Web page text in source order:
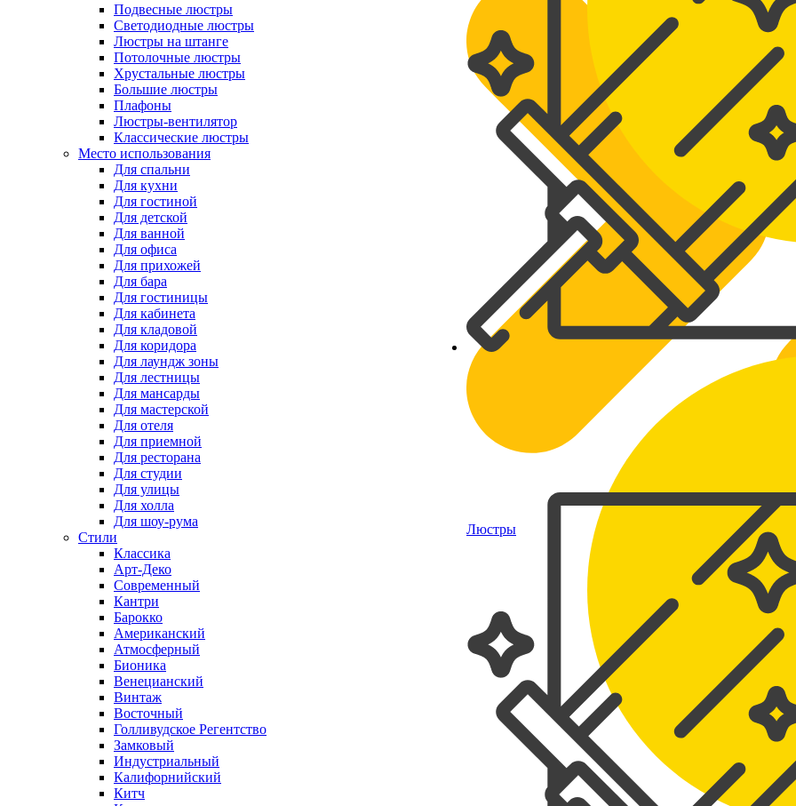
Люстры
Подвесные люстры
Светодиодные люстры
Люстры на штанге
Потолочные люстры
Хрустальные люстры
Большие люстры
Плафоны
Люстры-вентилятор
Классические люстры
Место использования
Для спальни
Для кухни
Для гостиной
Для детской
Для ванной
Для офиса
Для прихожей
Для бара
Для гостиницы
Для кабинета
Для кладовой
Для коридора
Для лаундж зоны
Для лестницы
Для мансарды
Для мастерской
Для отеля
Для приемной
Для ресторана
Для студии
Для улицы
Для холла
Для шоу-рума
Стили
Классика
Арт-Деко
Современный
Кантри
Барокко
Американский
Атмосферный
Бионика
Венецианский
Винтаж
Восточный
Голливудское Регентство
Замковый
Индустриальный
Калифорнийский
Китч